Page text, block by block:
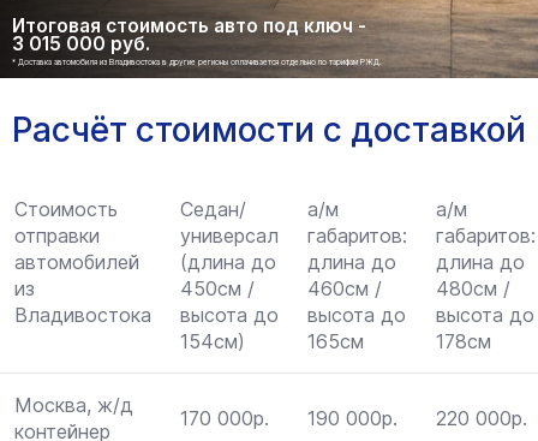
Итоговая стоимость авто под ключ -
3 015 000 руб.
* Доставка автомобиля из Владивостока в другие регионы оплачивается отдельно по тарифам РЖД.
Расчёт стоимости с доставкой
Стоимость
отправки
автомобилей
из
Владивостока
Седан/
универсал
(длина до
450см /
высота до
154см)
а/м
габаритов:
длина до
460см /
высота до
165см
а/м
габаритов:
длина до
480см /
высота до
178см
Москва, ж/д
контейнер
170 000р. 190 000р. 220 000р.